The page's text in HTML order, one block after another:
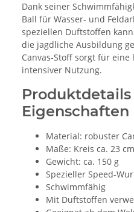
Dank seiner
Ball für Wasser- und
speziellen Duftstoffen
die jagdliche Ausbildung
Canvas-Stoff sorgt für
intensiver Nutzung.
Produktdetails
Eigenschaften
Material: robuster
Maße: Kreis ca. 23
Gewicht: ca. 150 g
Spezieller Speed-
Schwimmfähig
Mit Duftstoffen